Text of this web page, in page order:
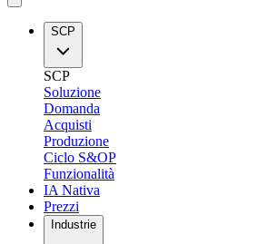
SCP
SCP
Soluzione
Domanda
Acquisti
Produzione
Ciclo S&OP
Funzionalità
IA Nativa
Prezzi
Industrie